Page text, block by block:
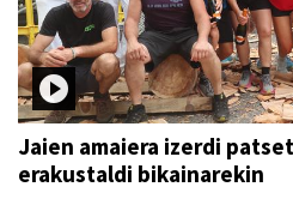
Jaien amaiera izerdi
erakustaldi bikainarekin